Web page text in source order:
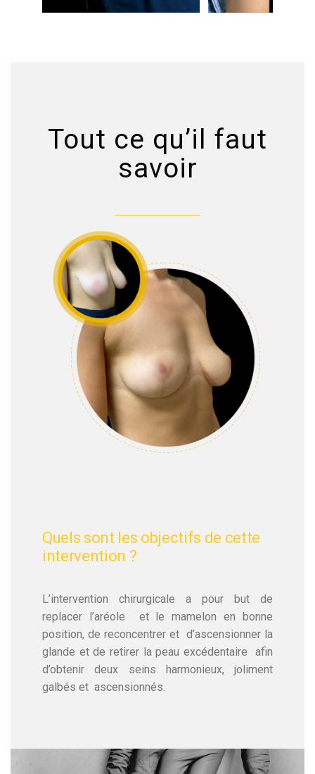
Tout ce qu’il faut
savoir
Quels sont les objectifs de cette
intervention ?
L’intervention chirurgicale a pour but de
replacer l’aréole et le mamelon en bonne
position, de reconcentrer et d’ascensionner la
glande et de retirer la peau excédentaire afin
d’obtenir deux seins harmonieux, joliment
galbés et ascensionnés.